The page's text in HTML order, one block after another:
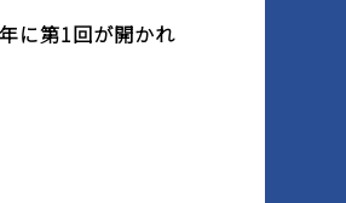
に第1回が開かれ